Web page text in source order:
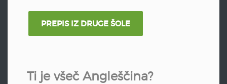
PREPIS IZ DRUGE ŠOLE
Ti je všeč Angleščina?